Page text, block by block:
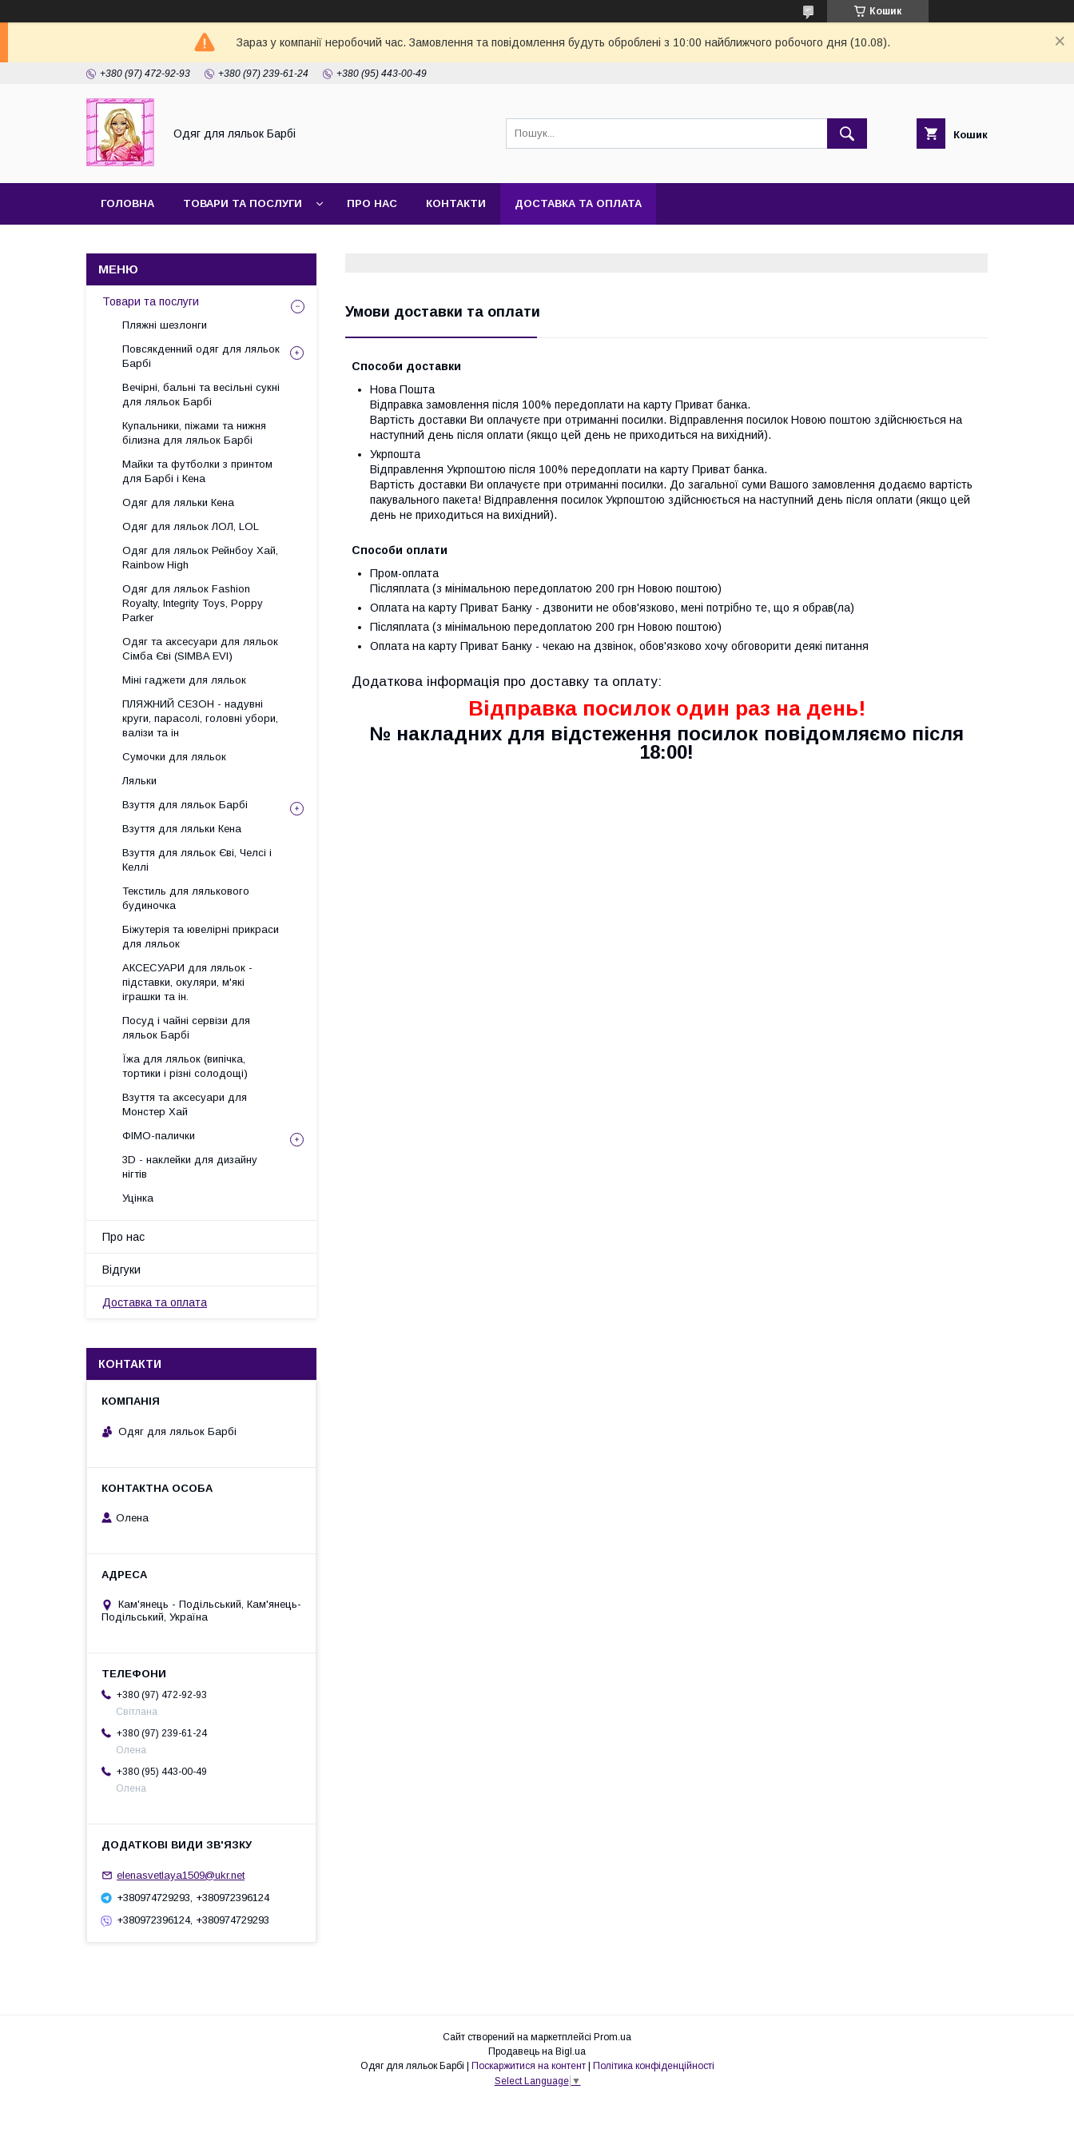
Кошик
Зараз у компанії неробочий час. Замовлення та повідомлення будуть оброблені з 10:00 найближчого робочого дня (10.08).
+380 (97) 472-92-93 +380 (97) 239-61-24 +380 (95) 443-00-49
Одяг для ляльок Барбі Кошик
ГОЛОВНА ТОВАРИ ТА ПОСЛУГИ ПРО НАС КОНТАКТИ ДОСТАВКА ТА ОПЛАТА
Умови доставки та оплати
Способи доставки
Нова Пошта
Відправка замовлення після 100% передоплати на карту Приват банка.
Вартість доставки Ви оплачуєте при отриманні посилки. Відправлення посилок Новою поштою здійснюється на
наступний день після оплати (якщо цей день не приходиться на вихідний).
Укрпошта
Відправлення Укрпоштою після 100% передоплати на карту Приват банка.
Вартість доставки Ви оплачуєте при отриманні посилки. До загальної суми Вашого замовлення додаємо вартість
пакувального пакета! Відправлення посилок Укрпоштою здійснюється на наступний день після оплати (якщо цей
день не приходиться на вихідний).
Способи оплати
Пром-оплата
Післяплата (з мінімальною передоплатою 200 грн Новою поштою)
Оплата на карту Приват Банку - дзвонити не обов'язково, мені потрібно те, що я обрав(ла)
Післяплата (з мінімальною передоплатою 200 грн Новою поштою)
Оплата на карту Приват Банку - чекаю на дзвінок, обов'язково хочу обговорити деякі питання
Відправка посилок один раз на день!
№ накладних для відстеження посилок повідомляємо після
18:00!
Товари та послуги
Пляжні шезлонги
Повсякденний одяг для ляльок
Барбі
Вечірні, бальні та весільні сукні
для ляльок Барбі
Купальники, піжами та нижня
білизна для ляльок Барбі
Майки та футболки з принтом
для Барбі і Кена
Одяг для ляльки Кена
Одяг для ляльок ЛОЛ, LOL
Одяг для ляльок Рейнбоу Хай,
Rainbow High
Одяг для ляльок Fashion
Royalty, Integrity Toys, Poppy
Parker
Одяг та аксесуари для ляльок
Сімба Єві (SIMBA EVI)
Міні гаджети для ляльок
ПЛЯЖНИЙ СЕЗОН - надувні
круги, парасолі, головні убори,
валізи та ін
Сумочки для ляльок
Ляльки
Взуття для ляльок Барбі
Взуття для ляльки Кена
Взуття для ляльок Єві, Челсі і
Келлі
Текстиль для лялькового
будиночка
Біжутерія та ювелірні прикраси
для ляльок
АКСЕСУАРИ для ляльок -
підставки, окуляри, м'які
іграшки та ін.
Посуд і чайні сервізи для
ляльок Барбі
Їжа для ляльок (випічка,
тортики і різні солодощі)
Взуття та аксесуари для
Монстер Хай
ФІМО-палички
3D - наклейки для дизайну
нігтів
Уцінка
Про нас
Відгуки
Доставка та оплата
КОНТАКТИ
Одяг для ляльок Барбі
Олена
Кам'янець - Подільський, Кам'янець-
Подільський, Україна
+380 (97) 472-92-93
Світлана
+380 (97) 239-61-24
Олена
+380 (95) 443-00-49
Олена
elenasvetlaya1509@ukr.net
+380974729293, +380972396124
+380972396124, +380974729293
Сайт створений на маркетплейсі Prom.ua
Продавець на Bigl.ua
Одяг для ляльок Барбі | Поскаржитися на контент | Політика конфіденційності
Select Language ▼